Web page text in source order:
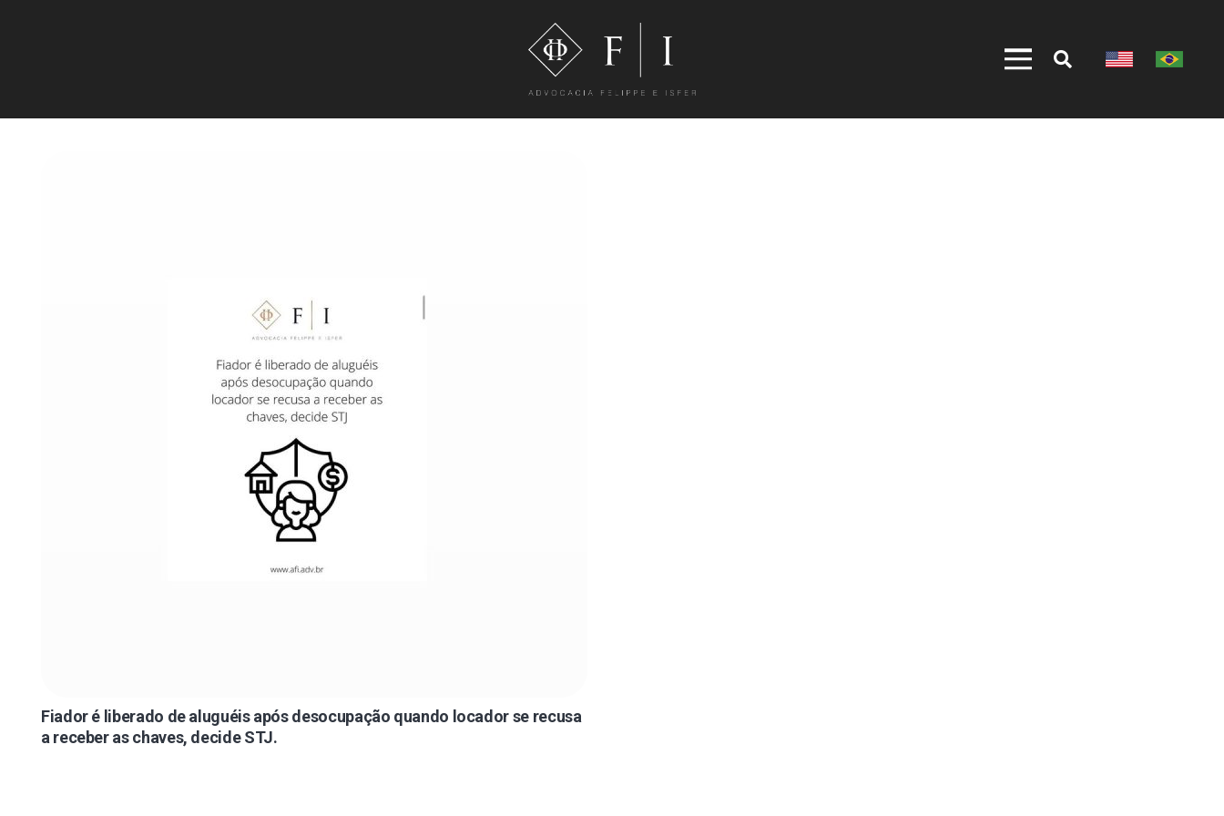
Fiador é liberado de aluguéis após desocupação quando locador se recusa
a receber as chaves, decide STJ.